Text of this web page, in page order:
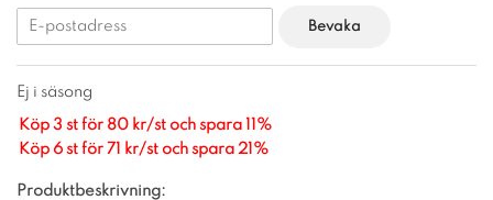
Bevaka
Ej i säsong
Köp 3 st för 80 kr/st och spara 11%
Köp 6 st för 71 kr/st och spara 21%
Produktbeskrivning: